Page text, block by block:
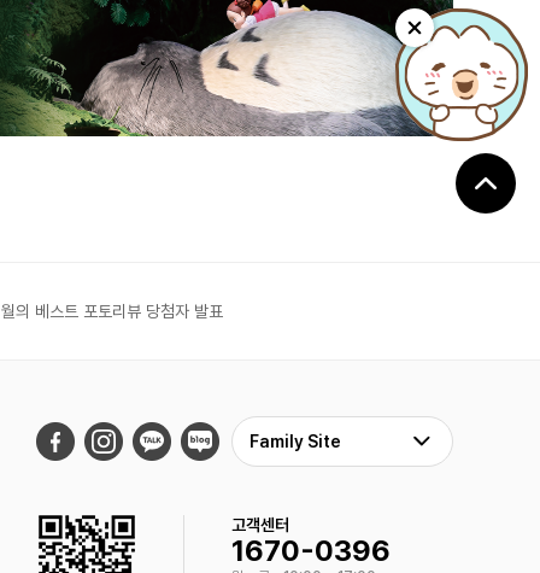
의 베스트 포토리뷰 당첨자 발표
Family Site
고객센터
1670-0396